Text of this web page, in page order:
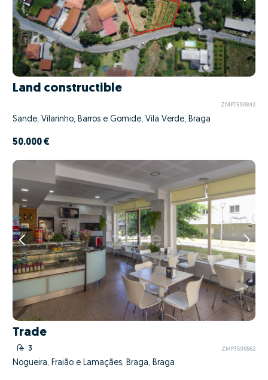
Land constructible
ZMPT590842
Sande, Vilarinho, Barros e Gomide, Vila Verde, Braga
50.000 €
Trade
3 ZMPT590562
Nogueira, Fraião e Lamaçães, Braga, Braga